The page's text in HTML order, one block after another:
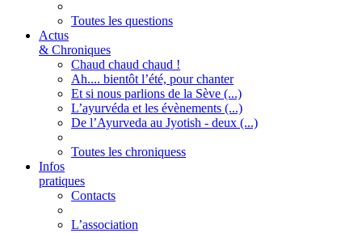
Toutes les questions
Actus
& Chroniques
Chaud chaud chaud !
Ah.... bientôt l’été, pour chanter
Et si nous parlions de la Sève (...)
L’ayurvéda et les évènements (...)
De l’Ayurveda au Jyotish - deux (...)
Toutes les chroniquess
Infos
pratiques
Contacts
L’association